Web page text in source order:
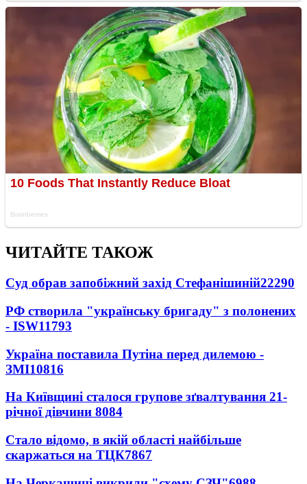
ЧИТАЙТЕ ТАКОЖ
Суд обрав запобіжний захід Стефанішиній22290
РФ створила "українську бригаду" з полонених
- ISW11793
Україна поставила Путіна перед дилемою -
ЗМІ10816
На Київщині сталося групове зґвалтування 21-
річної дівчини 8084
Стало відомо, в якій області найбільше
скаржаться на ТЦК7867